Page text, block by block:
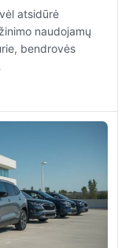
atsidūrė
naudojamų
bendrovės